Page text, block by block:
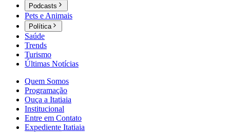
Podcasts
Pets e Animais
Política
Saúde
Trends
Turismo
Últimas Notícias
Quem Somos
Programação
Ouça a Itatiaia
Institucional
Entre em Contato
Expediente Itatiaia